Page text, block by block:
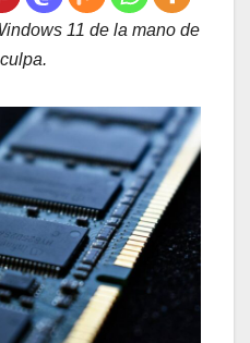
11 de la mano de